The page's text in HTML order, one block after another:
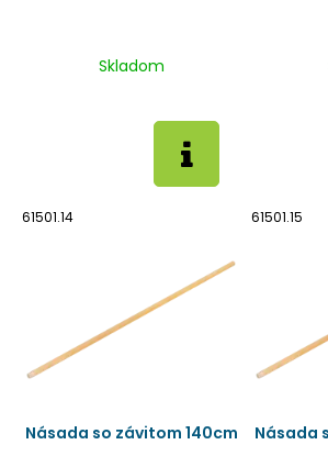
Skladom
61501.14
Násada so závitom 140cm
61501.15
Násada